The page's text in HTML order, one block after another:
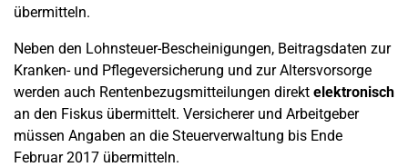
übermitteln.
Neben den Lohnsteuer-Bescheinigungen, Beitragsdaten zur
Kranken- und Pflegeversicherung und zur Altersvorsorge
werden auch Rentenbezugsmitteilungen direkt elektronisch
an den Fiskus übermittelt. Versicherer und Arbeitgeber
müssen Angaben an die Steuerverwaltung bis Ende
Februar 2017 übermitteln.